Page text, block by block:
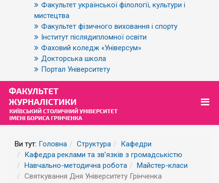
Факультет української філології, культури і
мистецтва
Факультет фізичного виховання і спорту
Інститут післядипломної освіти
Фаховий коледж «Універсум»
Докторська школа
Портал Університету
Ви тут: Головна Структура
Кафедри
Кафедра реклами та зв’язків з громадськістю
Навчально-методична робота
Майстер-класи
Святкування Дня Університету Грінченка